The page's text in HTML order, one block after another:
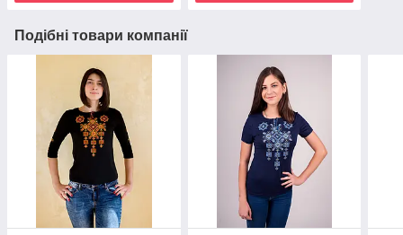
Подібні товари компанії